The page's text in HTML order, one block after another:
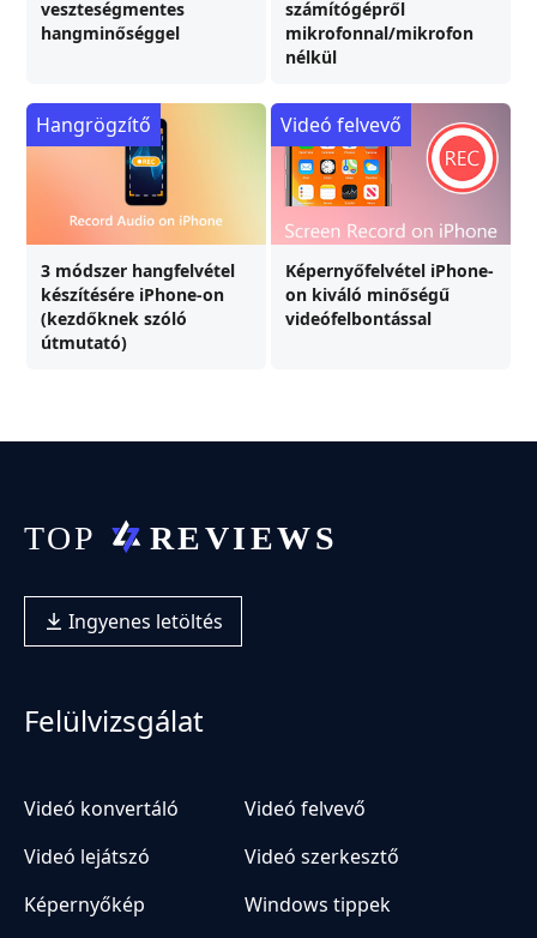
veszteségmentes
hangminőséggel
számítógépről
mikrofonnal/mikrofon
nélkül
3 módszer hangfelvétel
készítésére iPhone-on
(kezdőknek szóló
útmutató)
Hangrögzítő
Képernyőfelvétel iPhone-
on kiváló minőségű
videófelbontással
Videó felvevő
Ingyenes letöltés
Felülvizsgálat
Videó konvertáló
Videó felvevő
Videó lejátszó
Videó szerkesztő
Képernyőkép
Windows tippek